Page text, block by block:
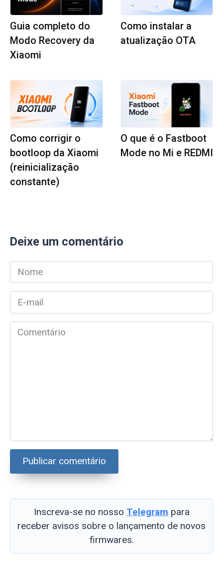
Guia completo do
Modo Recovery da
Xiaomi
Como instalar a
atualização OTA
Como corrigir o
bootloop da Xiaomi
(reinicialização
constante)
O que é o Fastboot
Mode no Mi e REDMI
Deixe um comentário
Nome
*
mail
*Comentário
Inscreva-se no nosso Telegram para
receber avisos sobre o lançamento de novos
firmwares.